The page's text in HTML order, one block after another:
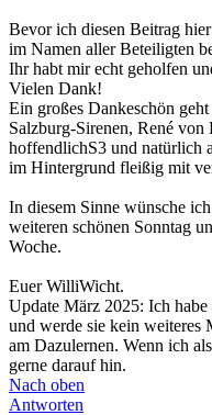
Bevor ich diesen Beitrag
im Namen aller Beteiligten
Ihr habt mir echt geholfen
Vielen Dank!
Ein großes Dankeschön
Salzburg-Sirenen, René
hoffendlichS3 und natürlich
im Hintergrund fleißig mit
In diesem Sinne wünsche
weiteren schönen Sonntag
Woche.
Euer WilliWicht.
Update März 2025: Ich habe
und werde sie kein weiteres
am Dazulernen. Wenn ich
gerne darauf hin.
Nach oben
Antworten